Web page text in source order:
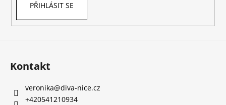
PŘIHLÁSIT SE
Kontakt
veronika@diva-nice.cz
+420541210934